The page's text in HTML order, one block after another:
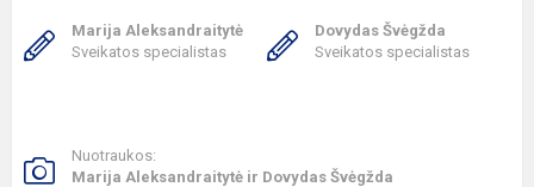
Marija Aleksandraitytė
Sveikatos specialistas
Dovydas Švėgžda
Sveikatos specialistas
Nuotraukos:
Marija Aleksandraitytė ir Dovydas Švėgžda